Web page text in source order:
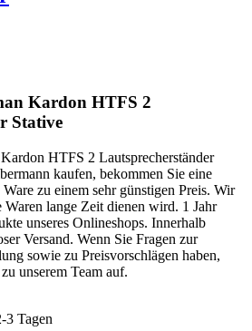
Kardon HTFS 2
Stative
HTFS 2 Lautsprecherständer
kaufen, bekommen Sie eine
zu einem sehr günstigen Preis. Wir
Waren lange Zeit dienen wird. 1 Jahr
unseres Onlineshops. Innerhalb
Versand. Wenn Sie Fragen zur
sowie zu Preisvorschlägen haben,
unserem Team auf.
3 Tagen